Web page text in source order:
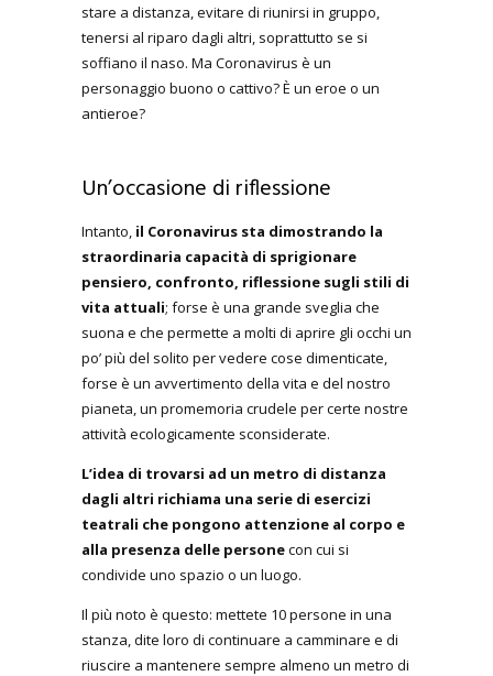
stare a distanza, evitare di riunirsi in gruppo,
tenersi al riparo dagli altri, soprattutto se si
soffiano il naso. Ma Coronavirus è un
personaggio buono o cattivo? È un eroe o un
antieroe?
Un’occasione di riflessione
Intanto, il Coronavirus sta dimostrando la
straordinaria capacità di sprigionare
pensiero, confronto, riflessione sugli stili di
vita attuali; forse è una grande sveglia che
suona e che permette a molti di aprire gli occhi un
po’ più del solito per vedere cose dimenticate,
forse è un avvertimento della vita e del nostro
pianeta, un promemoria crudele per certe nostre
attività ecologicamente sconsiderate.
L’idea di trovarsi ad un metro di distanza
dagli altri richiama una serie di esercizi
teatrali che pongono attenzione al corpo e
alla presenza delle personecon cui si
condivide uno spazio o un luogo.
Il più noto è questo: mettete 10 persone in una
stanza, dite loro di continuare a camminare e di
riuscire a mantenere sempre almeno un metro di